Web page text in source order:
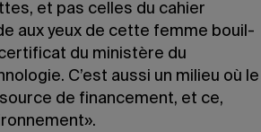
et pas celles du cahier
aux yeux de cette femme bouil­
du minis­tère du
C’est aussi un milieu où le
de financement, et ce,